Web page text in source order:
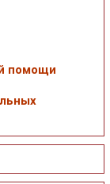
помощи